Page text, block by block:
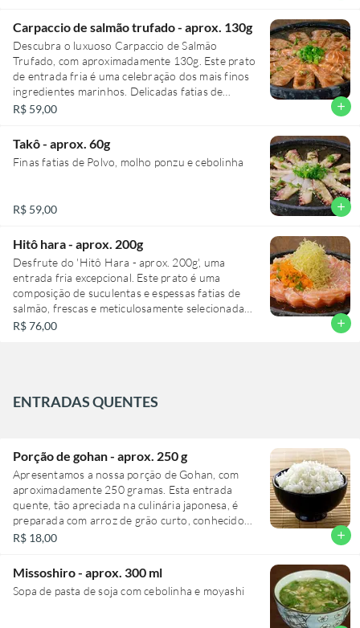
também conhecido como pimenta layu,
proporciona um calor suave e uma profundidade
única. Para finalizar, a cebolinha traz uma
crocância sutil, complementando perfeitamente
esta sinfonia de sabores. Uma experiência
culinária inesquecível.
Carpaccio de salmão trufado - aprox. 130g
Descubra o luxuoso Carpaccio de Salmão
Trufado, com aproximadamente 130g. Este prato
de entrada fria é uma celebração dos mais finos
ingredientes marinhos. Delicadas fatias de
salmão fresco, finamente cortadas, são
shoyo, exaltando o sabor do oceano. O toque
final é dado pelo refinado azeite trufado, um
deleite para paladares sofisticados, e delicadas
requintada que encanta e surpreende.
R$ 59,00 add
Takô - aprox. 60g
Finas fatias de Polvo, molho ponzu e cebolinha
R$ 59,00 add
Hitô hara - aprox. 200g
Desfrute do 'Hitô Hara - aprox. 200g', uma
entrada fria excepcional. Este prato é uma
composição de suculentas e espessas fatias de
salmão, frescas e meticulosamente selecionadas.
O sabor é realçado pela cebolinha crocante, que
regado com um molho especial, segredo do chef,
R$ 76,00 add
ENTRADAS QUENTES
Porção de gohan - aprox. 250 g
Apresentamos a nossa porção de Gohan, com
aproximadamente 250 gramas. Esta entrada
quente, tão apreciada na culinária japonesa, é
preparada com arroz de grão curto, conhecido
por sua textura única e sabor sutil. O Gohan é
permitindo que seu paladar distinto brilhe por si
só. É o acompanhamento perfeito para qualquer
prato principal, adicionando um toque autêntico
R$ 18,00 add
Missoshiro - aprox. 300 ml
Sopa de pasta de soja com cebolinha e moyashi